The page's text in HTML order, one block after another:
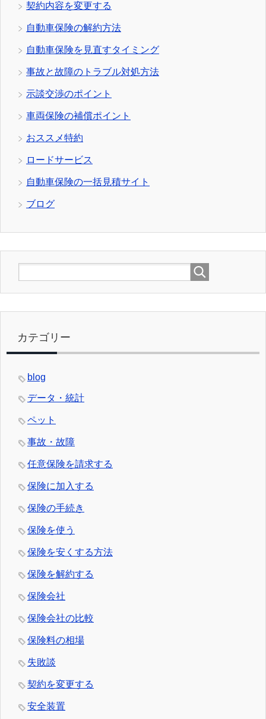
契約内容を変更する
自動車保険の解約方法
自動車保険を見直すタイミング
事故と故障のトラブル対処方法
示談交渉のポイント
車両保険の補償ポイント
おススメ特約
ロードサービス
自動車保険の一括見積サイト
ブログ
カテゴリー
blog
データ・統計
ペット
事故・故障
任意保険を請求する
保険に加入する
保険の手続き
保険を使う
保険を安くする方法
保険を解約する
保険会社
保険会社の比較
保険料の相場
失敗談
契約を変更する
安全装置